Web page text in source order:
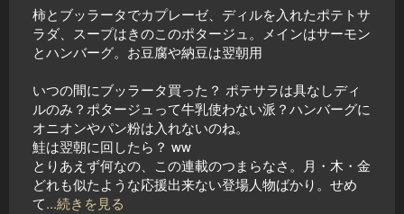
柿とブッラータでカプレーゼ、ディルを入れたポテトサ
ラダ、スープはきのこのポタージュ。メインはサーモン
とハンバーグ。お豆腐や納豆は翌朝用
いつの間にブッラータ買った？ ポテサラは具なしディ
ルのみ？ポタージュって牛乳使わない派？ハンバーグに
オニオンやパン粉は入れないのね。
鮭は翌朝に回したら？ ww
とりあえず何なの、この連載のつまらなさ。月・木・金
どれも似たような応援出来ない登場人物ばかり。せめ
て...続きを見る